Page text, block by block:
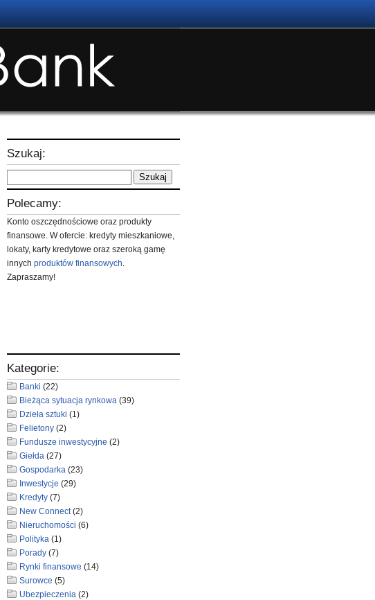
Szukaj:
Polecamy:
Konto oszczędnościowe oraz produkty
finansowe. W ofercie: kredyty mieszkaniowe,
lokaty, karty kredytowe oraz szeroką gamę
innych produktów finansowych.
Zapraszamy!
Kategorie:
Banki (22)
Bieżąca sytuacja rynkowa (39)
Dzieła sztuki (1)
Felietony (2)
Fundusze inwestycyjne (2)
Giełda (27)
Gospodarka (23)
Inwestycje (29)
Kredyty (7)
New Connect(2)
Nieruchomości (6)
Polityka (1)
Porady (7)
Rynki finansowe (14)
Surowce (5)
Ubezpieczenia (2)